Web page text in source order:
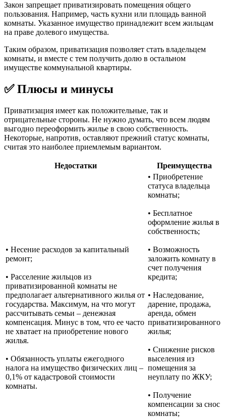
Закон запрещает приватизировать помещения общего
пользования. Например, часть кухни или площадь ванной
комнаты. Указанное имущество принадлежит всем жильцам
на праве долевого имущества.
Таким образом, приватизация позволяет стать владельцем
комнаты, и вместе с тем получить долю в остальном
имуществе коммунальной квартиры.
✅ Плюсы и минусы
Приватизация имеет как положительные, так и
отрицательные стороны. Не нужно думать, что всем людям
выгодно переоформить жилье в свою собственность.
Некоторые, напротив, оставляют прежний статус комнаты,
считая это наиболее приемлемым вариантом.
Недостатки Преимущества
• Несение расходов за капитальный
ремонт;
• Расселение жильцов из
приватизированной комнаты не
предполагает альтернативного жилья от
государства. Максимум, на что могут
рассчитывать семьи – денежная
компенсация. Минус в том, что ее часто
не хватает на приобретение нового
жилья.
• Обязанность уплаты ежегодного
налога на имущество физических лиц –
0,1% от кадастровой стоимости
комнаты.
• Приобретение
статуса владельца
комнаты;
• Бесплатное
оформление жилья в
собственность;
• Возможность
заложить комнату в
счет получения
кредита;
• Наследование,
дарение, продажа,
аренда, обмен
приватизированного
жилья;
• Снижение рисков
выселения из
помещения за
неуплату по ЖКУ;
• Получение
компенсации за снос
комнаты;